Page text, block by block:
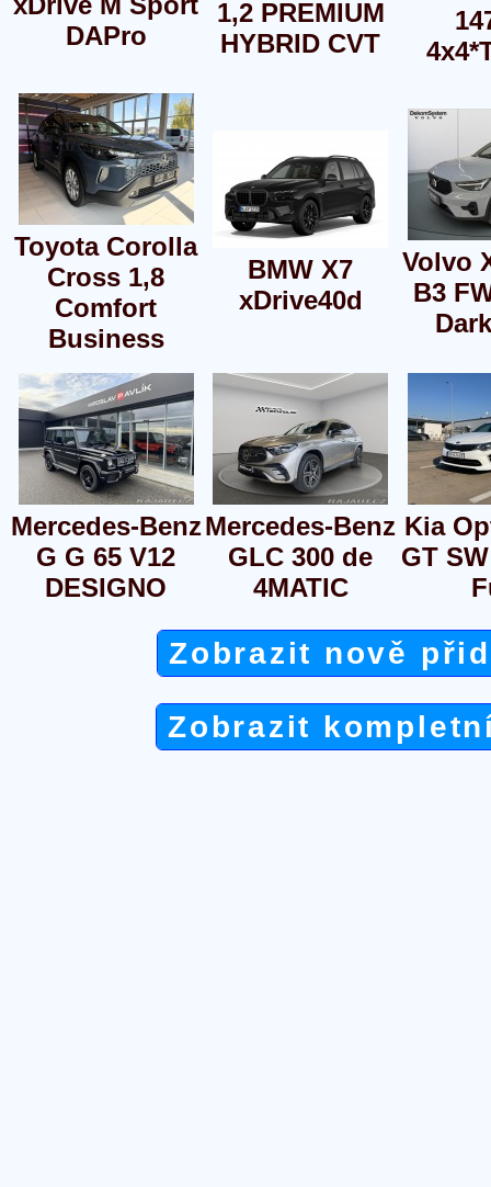
DAPro
1,2 PREMIUM
HYBRID CVT
Toyota Corolla
Cross 1,8
Comfort
Business
BMW X7
xDrive40d
Volvo
B3
Mercedes-Benz
G G 65 V12
DESIGNO
Mercedes-Benz
GLC 300 de
4MATIC
Kia
GT
Zobrazit nově
Zobrazit